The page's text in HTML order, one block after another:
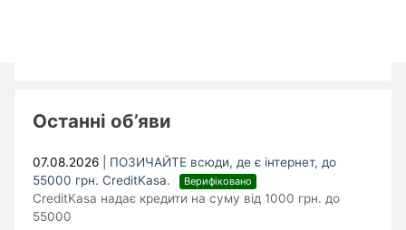
Останні об’яви
07.08.2026
ПОЗИЧАЙТЕ всюди, де є інтернет, до
55000 грн. CreditKasa.
Верифіковано
CreditKasa надає кредити на суму від 1000 грн. до
55000